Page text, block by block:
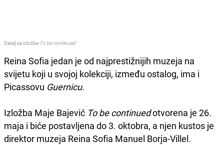
Detalj sa izložbe To be continued
Reina Sofia jedan je od najprestižnijih muzeja na
svijetu koji u svojoj kolekciji, između ostalog, ima i
Picassovu Guernicu.
Izložba Maje Bajević To be continuedotvorena je 26.
maja i biće postavljena do 3. oktobra, a njen kustos je
direktor muzeja Reina Sofia Manuel Borja-Villel.